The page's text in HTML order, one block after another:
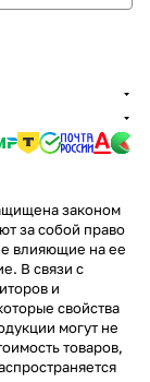
законом
за собой право
влияющие на ее
В связи с
и
свойства
могут не
товаров,